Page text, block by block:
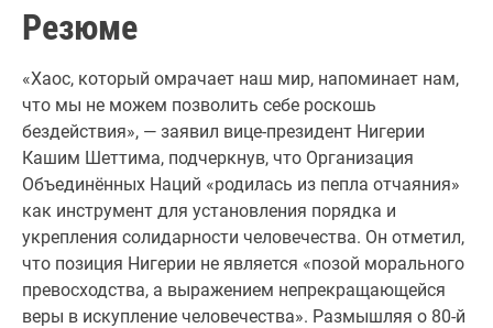
Резюме
«Хаос, который омрачает наш мир, напоминает нам,
что мы не можем позволить себе роскошь
бездействия», — заявил вице-президент Нигерии
Кашим Шеттима, подчеркнув, что Организация
Объединённых Наций «родилась из пепла отчаяния»
как инструмент для установления порядка и
укрепления солидарности человечества. Он отметил,
что позиция Нигерии не является «позой морального
превосходства, а выражением непрекращающейся
веры в искупление человечества». Размышляя о 80-й